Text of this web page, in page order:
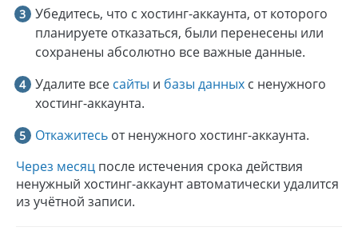
Убедитесь, что с хостинг-аккаунта, от которого
планируете отказаться, были перенесены или
сохранены абсолютно все важные данные.
Удалите все сайты и базы данных с ненужного
хостинг-аккаунта.
Откажитесь от ненужного хостинг-аккаунта.
Через месяц после истечения срока действия
ненужный хостинг-аккаунт автоматически удалится
из учётной записи.